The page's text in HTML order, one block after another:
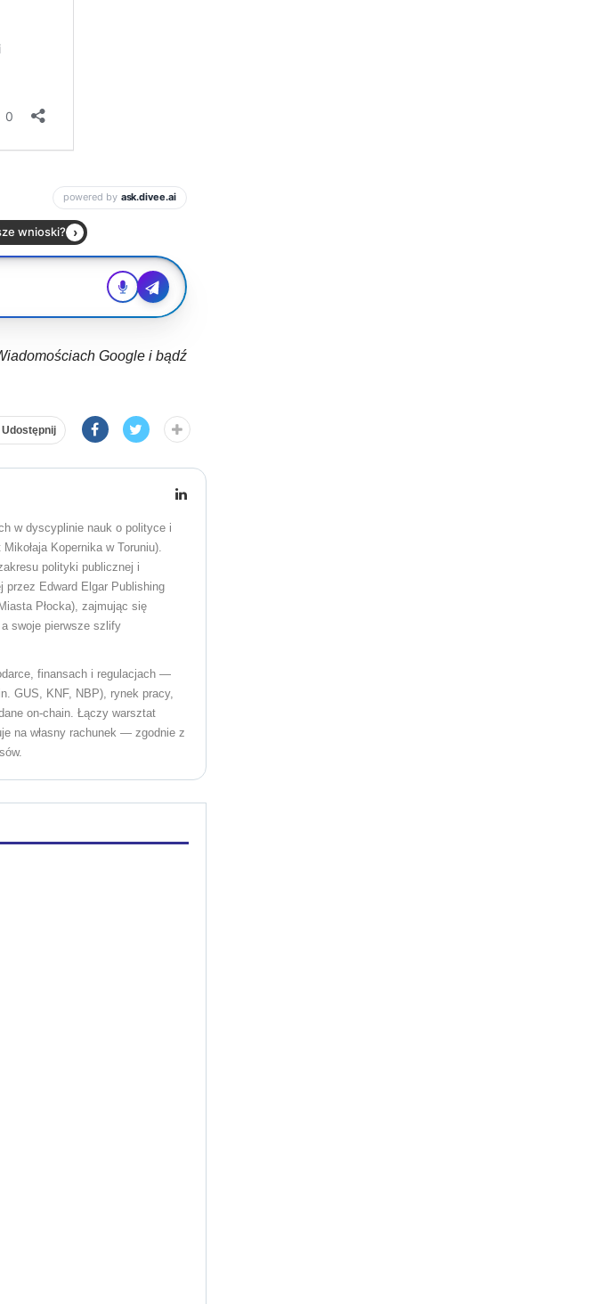
Google i bądź
Udostępnij
w dyscyplinie nauk o polityce i
Kopernika w Toruniu).
polityki publicznej i
przez Edward Elgar Publishing
Płocka), zajmując się
swoje pierwsze szlify
finansach i regulacjach —
GUS, KNF, NBP), rynek pracy,
on-chain. Łączy warsztat
na własny rachunek — zgodnie z